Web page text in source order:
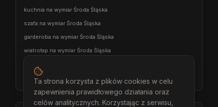
kuchnia na wymiar Środa Śląska
szafa na wymiar Środa Śląska
garderoba na wymiar Środa Śląska
wiatrołap na wymiar Środa Śląska
meble pokojowe na wymiar Środa Śląska
Ta strona korzysta z plików cookies w celu
zapewnienia prawidłowego działania oraz
celów analitycznych. Korzystając z serwisu,